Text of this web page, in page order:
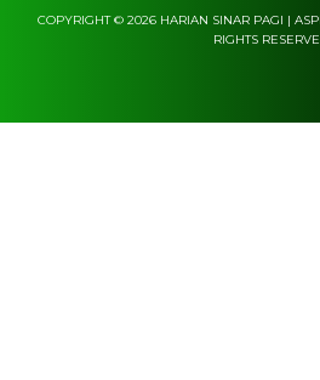
COPYRIGHT © 2026 HARIAN SINAR PAGI |
RIGHTS